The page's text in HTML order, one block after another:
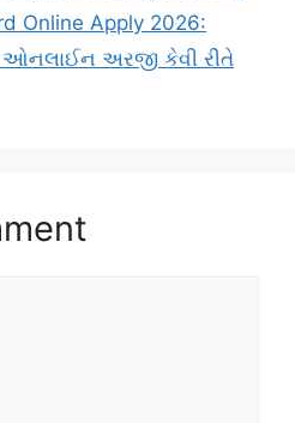
Online Apply 2026:
ઓનલાઈન અરજી કેવી રીતે